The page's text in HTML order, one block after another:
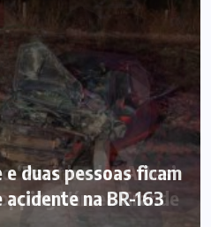
duas pessoas ficam
na BR-163